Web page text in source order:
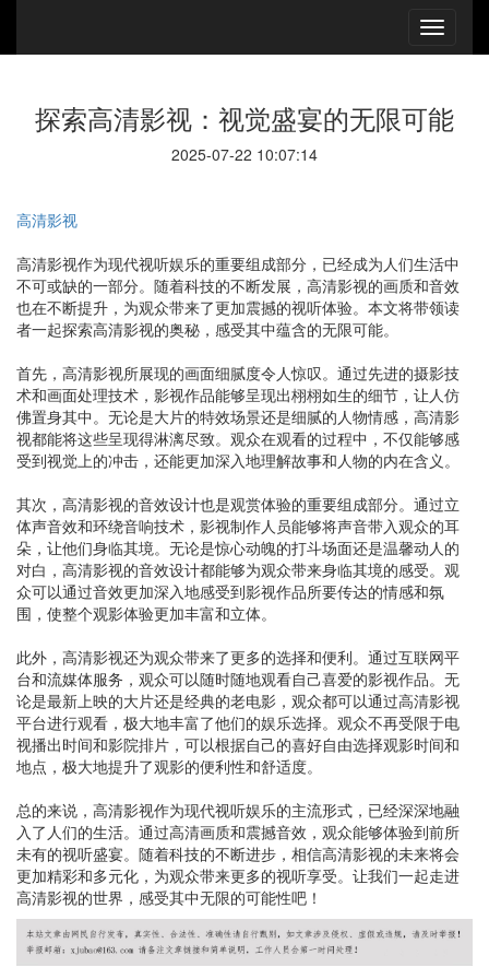
探索高清影视：视觉盛宴的无限可能
2025-07-22 10:07:14
高清影视
高清影视作为现代视听娱乐的重要组成部分，已经成为人们生活中
不可或缺的一部分。随着科技的不断发展，高清影视的画质和音效
也在不断提升，为观众带来了更加震撼的视听体验。本文将带领读
者一起探索高清影视的奥秘，感受其中蕴含的无限可能。
首先，高清影视所展现的画面细腻度令人惊叹。通过先进的摄影技
术和画面处理技术，影视作品能够呈现出栩栩如生的细节，让人仿
佛置身其中。无论是大片的特效场景还是细腻的人物情感，高清影
视都能将这些呈现得淋漓尽致。观众在观看的过程中，不仅能够感
受到视觉上的冲击，还能更加深入地理解故事和人物的内在含义。
其次，高清影视的音效设计也是观赏体验的重要组成部分。通过立
体声音效和环绕音响技术，影视制作人员能够将声音带入观众的耳
朵，让他们身临其境。无论是惊心动魄的打斗场面还是温馨动人的
对白，高清影视的音效设计都能够为观众带来身临其境的感受。观
众可以通过音效更加深入地感受到影视作品所要传达的情感和氛
围，使整个观影体验更加丰富和立体。
此外，高清影视还为观众带来了更多的选择和便利。通过互联网平
台和流媒体服务，观众可以随时随地观看自己喜爱的影视作品。无
论是最新上映的大片还是经典的老电影，观众都可以通过高清影视
平台进行观看，极大地丰富了他们的娱乐选择。观众不再受限于电
视播出时间和影院排片，可以根据自己的喜好自由选择观影时间和
地点，极大地提升了观影的便利性和舒适度。
总的来说，高清影视作为现代视听娱乐的主流形式，已经深深地融
入了人们的生活。通过高清画质和震撼音效，观众能够体验到前所
未有的视听盛宴。随着科技的不断进步，相信高清影视的未来将会
更加精彩和多元化，为观众带来更多的视听享受。让我们一起走进
高清影视的世界，感受其中无限的可能性吧！